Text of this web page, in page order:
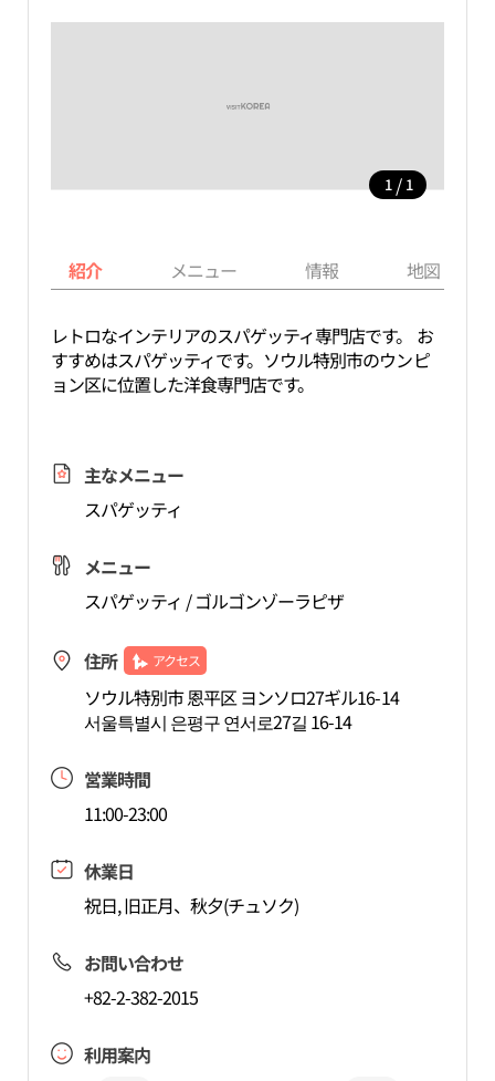
1 / 1
紹介 メニュー 情報 地図
レトロなインテリアのスパゲッティ専門店です。 お
すすめはスパゲッティです。ソウル特別市のウンピ
ョン区に位置した洋食専門店です。
主なメニュー
スパゲッティ
メニュー
スパゲッティ / ゴルゴンゾーラピザ
住所 アクセス
ソウル特別市 恩平区 ヨンソロ27ギル16-14
서울특별시 은평구 연서로27길 16-14
営業時間
11:00-23:00
休業日
祝日, 旧正月、秋夕(チュソク)
お問い合わせ
+82-2-382-2015
利用案内